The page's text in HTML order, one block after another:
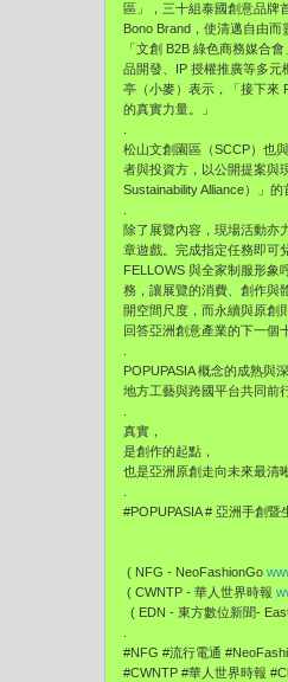
區」，三十組泰國創意品牌
Bono Brand，使清邁自由而
「文創 B2B 綠色商務媒合
品開發、IP 授權推廣等多
亭（小麥）表示，「接下來
的真實力量。」
松山文創園區（SCCP）也
者與投資方，以公開提案與
Sustainability Alliance）」
除了展覽內容，現場活動亦
章遊戲。完成指定任務即可
FELLOWS 與全家制服形象
務，讓展覽的消費、創作與
開空間尺度，而永續與原創
回答亞洲創意產業的下一個
POPUPASIA 概念的成熟與
地方工藝與跨國平台共同前
真實，
是創作的起點，
也是亞洲原創走向未來最清
#POPUPASIA # 亞洲手創暨
( NFG - NeoFashionGo
( CWNTP - 華人世界時報
( EDN - 東方數位新聞-
#NFG #流行電通
#CWNTP #華人世界時報